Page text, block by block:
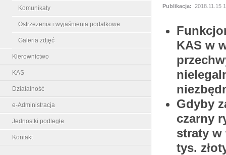
Komunikaty
Ostrzeżenia i wyjaśnienia podatkowe
Galeria zdjęć
Kierownictwo
KAS
Działalność
e-Administracja
Jednostki podległe
Kontakt
Publikacja: 2018.11.15
KAS w
Gdyby
czarny
straty w
tys.